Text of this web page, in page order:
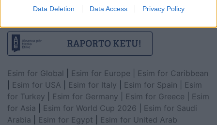
Data Deletion Data Access Privacy Policy
Esim for Global Esim for Europe
Esim for Caribbean
Esim for USA Esim for Italy Esim for Spain
Esim
for Turkey
Esim for Germany Esim for Greece
Esim
for Asia
Esim for World Cup 2026
Esim for Saudi
Arabia
Esim for Egypt
Esim for United Arab